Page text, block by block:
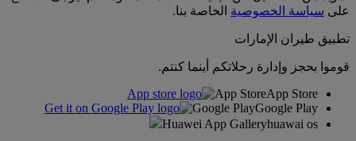
على سياسة الخصوصية الخاصة بنا.
تطبيق طيران الإمارات
قوموا بحجز وإدارة رحلاتكم أينما كنتم.
App StoreApp Store
Google PlayGoogle Play
Huawei App Galleryhuawai os